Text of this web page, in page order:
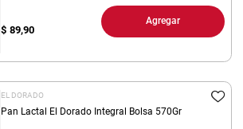
$ 89,90
Agregar
EL DORADO
Pan Lactal El Dorado Integral Bolsa 570Gr